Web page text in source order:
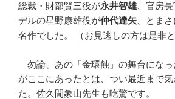
総裁・財部賢三役が永井智雄、官房
デルの星野康雄役が仲代達矢 、とま
名作でした。
（お見逃しの方は是非
勿論、あの「金環蝕」の舞台になっ
がここにあったとは、つい最近まで
た。佐久間象山先生も吃驚です。